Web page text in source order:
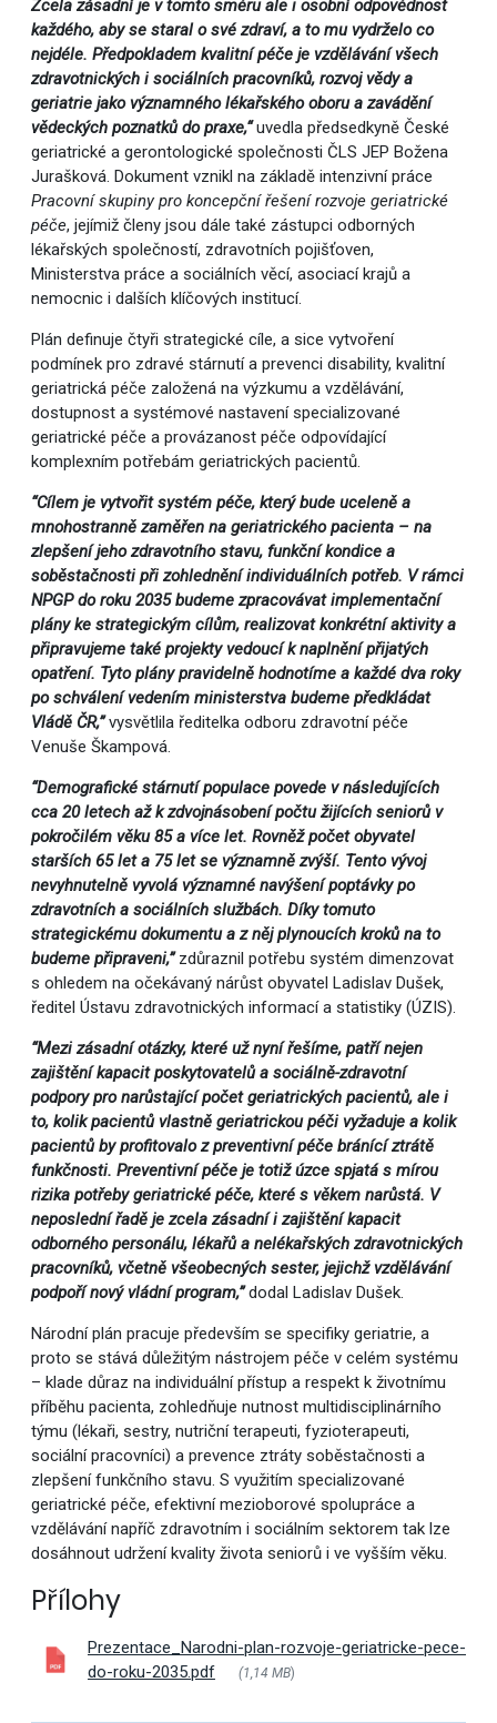
Zcela zásadní je v tomto směru ale i osobní odpovědnost
každého, aby se staral o své zdraví, a to mu vydrželo co
nejdéle. Předpokladem kvalitní péče je vzdělávání všech
zdravotnických i sociálních pracovníků, rozvoj vědy a
geriatrie jako významného lékařského oboru a zavádění
vědeckých poznatků do praxe,“uvedla předsedkyně České
geriatrické a gerontologické společnosti ČLS JEP Božena
Jurašková. Dokument vznikl na základě intenzivní práce
Pracovní skupiny pro koncepční řešení rozvoje geriatrické
péče, jejímiž členy jsou dále také zástupci odborných
lékařských společností, zdravotních pojišťoven,
Ministerstva práce a sociálních věcí, asociací krajů a
nemocnic i dalších klíčových institucí.
Plán definuje čtyři strategické cíle, a sice vytvoření
podmínek pro zdravé stárnutí a prevenci disability, kvalitní
geriatrická péče založená na výzkumu a vzdělávání,
dostupnost a systémové nastavení specializované
geriatrické péče a provázanost péče odpovídající
komplexním potřebám geriatrických pacientů.
“Cílem je vytvořit systém péče, který bude uceleně a
mnohostranně zaměřen na geriatrického pacienta – na
zlepšení jeho zdravotního stavu, funkční kondice a
soběstačnosti při zohlednění individuálních potřeb. V rámci
NPGP do roku 2035 budeme zpracovávat implementační
plány ke strategickým cílům, realizovat konkrétní aktivity a
připravujeme také projekty vedoucí k naplnění přijatých
opatření. Tyto plány pravidelně hodnotíme a každé dva roky
po schválení vedením ministerstva budeme předkládat
Vládě ČR,”vysvětlila ředitelka odboru zdravotní péče
Venuše Škampová.
“Demografické stárnutí populace povede v následujících
cca 20 letech až k zdvojnásobení počtu žijících seniorů v
pokročilém věku 85 a více let. Rovněž počet obyvatel
starších 65 let a 75 let se významně zvýší. Tento vývoj
nevyhnutelně vyvolá významné navýšení poptávky po
zdravotních a sociálních službách. Díky tomuto
strategickému dokumentu a z něj plynoucích kroků na to
budeme připraveni,”zdůraznil potřebu systém dimenzovat
s ohledem na očekávaný nárůst obyvatel Ladislav Dušek,
ředitel Ústavu zdravotnických informací a statistiky (ÚZIS).
“Mezi zásadní otázky, které už nyní řešíme, patří nejen
zajištění kapacit poskytovatelů a sociálně-zdravotní
podpory pro narůstající počet geriatrických pacientů, ale i
to, kolik pacientů vlastně geriatrickou péči vyžaduje a kolik
pacientů by profitovalo z preventivní péče bránící ztrátě
funkčnosti. Preventivní péče je totiž úzce spjatá s mírou
rizika potřeby geriatrické péče, které s věkem narůstá. V
neposlední řadě je zcela zásadní i zajištění kapacit
odborného personálu, lékařů a nelékařských zdravotnických
pracovníků, včetně všeobecných sester, jejichž vzdělávání
podpoří nový vládní program,”dodal Ladislav Dušek.
Národní plán pracuje především se specifiky geriatrie, a
proto se stává důležitým nástrojem péče v celém systému
– klade důraz na individuální přístup a respekt k životnímu
příběhu pacienta, zohledňuje nutnost multidisciplinárního
týmu (lékaři, sestry, nutriční terapeuti, fyzioterapeuti,
sociální pracovníci) a prevence ztráty soběstačnosti a
zlepšení funkčního stavu. S využitím specializované
geriatrické péče, efektivní mezioborové spolupráce a
vzdělávání napříč zdravotním i sociálním sektorem tak lze
dosáhnout udržení kvality života seniorů i ve vyšším věku.
Přílohy
Prezentace_Narodni-plan-rozvoje-geriatricke-pece-
do-roku-2035.pdf
(1,14 MB)